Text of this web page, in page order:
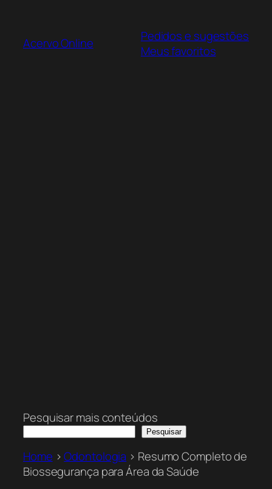
Acervo Online
Pedidos e sugestões
Meus favoritos
Pesquisar mais conteúdos
Pesquisar
Home >Odontologia > Resumo Completo de
Biossegurança para Área da Saúde